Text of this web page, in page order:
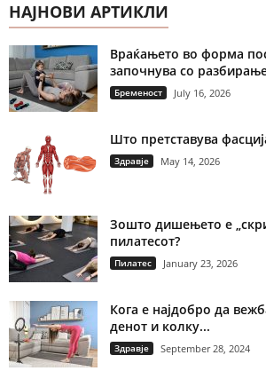
НАЈНОВИ АРТИКЛИ
Враќањето во форма
започнува со
Бременост July 16, 2026
Што претставува
Здравје May 14, 2026
Зошто дишењето е
пилатесот?
Пилатес January 23, 2026
Кога е најдобро да
денот и колку...
Здравје September 28, 2024